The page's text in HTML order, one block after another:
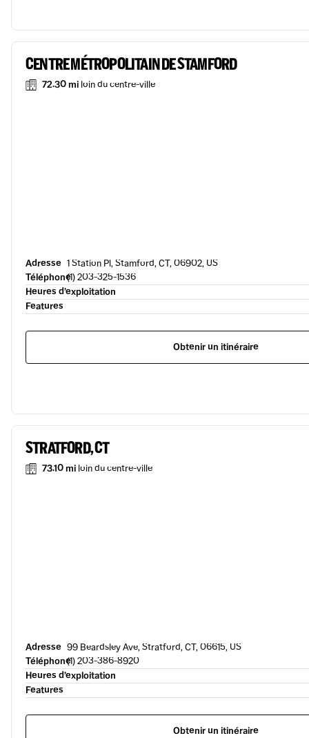
CENTRE MÉTROPOLITAIN DE STAMFORD
72.30 mi loin du centre-ville
Adresse 1 Station Pl, Stamford, CT, 06902, US
Téléphone(1) 203-325-1536
Heures d’exploitation
Features
Obtenir un itinéraire
STRATFORD, CT
73.10 mi loin du centre-ville
Adresse 99 Beardsley Ave, Stratford, CT, 06615, US
Téléphone(1) 203-386-8920
Heures d’exploitation
Features
Obtenir un itinéraire